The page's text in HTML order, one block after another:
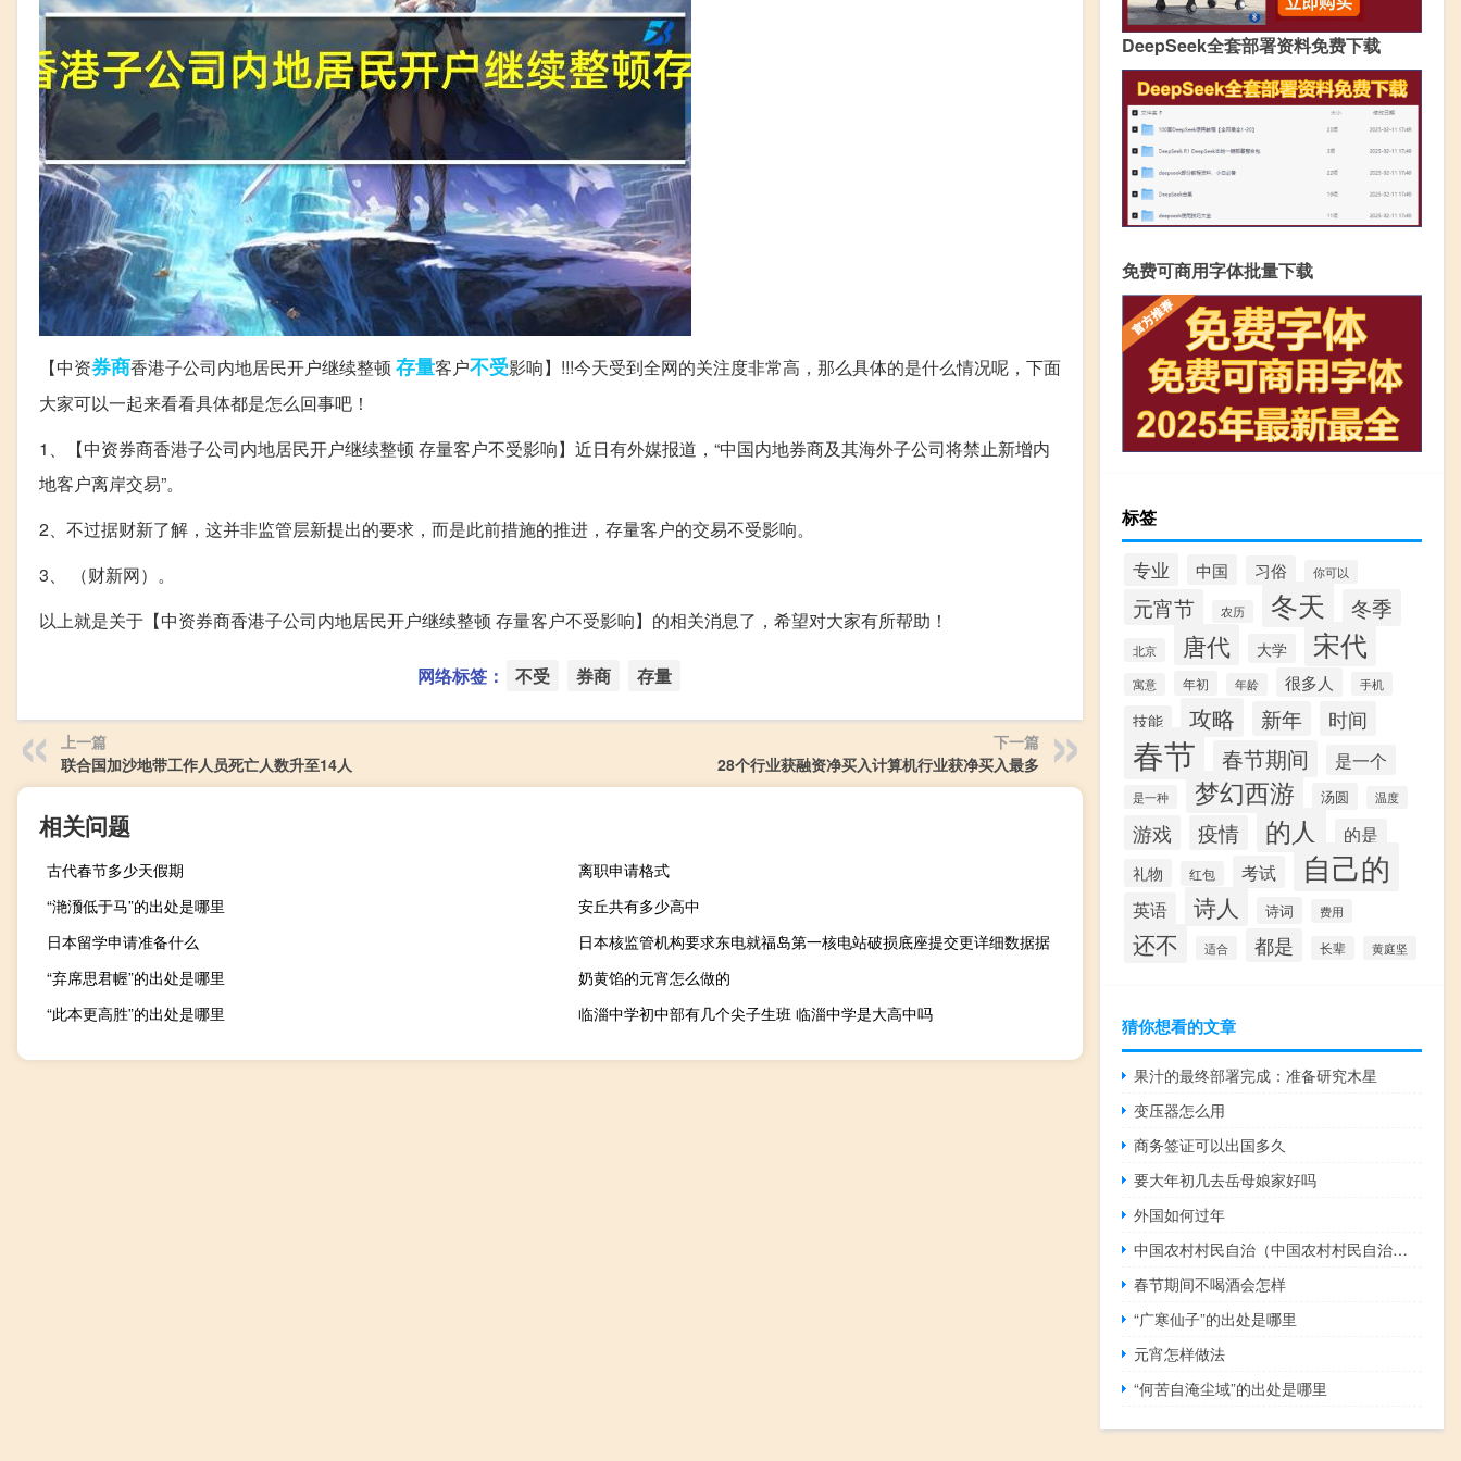
【中资券商香港子公司内地居民开户继续整顿 存量客户不受影响】!!!今天受到全网的关注度非常高，那么具体的是什么情况呢，下面
大家可以一起来看看具体都是怎么回事吧！
1、【中资券商香港子公司内地居民开户继续整顿 存量客户不受影响】近日有外媒报道，“中国内地券商及其海外子公司将禁止新增内
地客户离岸交易”。
2、不过据财新了解，这并非监管层新提出的要求，而是此前措施的推进，存量客户的交易不受影响。
3、 （财新网）。
以上就是关于【中资券商香港子公司内地居民开户继续整顿 存量客户不受影响】的相关消息了，希望对大家有所帮助！
网络标签： 不受 券商 存量
上一篇
联合国加沙地带工作人员死亡人数升至14人
下一篇
28个行业获融资净买入计算机行业获净买入最多
相关问题
古代春节多少天假期
离职申请格式
“滟滪低于马”的出处是哪里
安丘共有多少高中
日本留学申请准备什么
日本核监管机构要求东电就福岛第一核电站破损底座提交更详细数据据
“弃席思君幄”的出处是哪里
奶黄馅的元宵怎么做的
“此本更高胜”的出处是哪里
临淄中学初中部有几个尖子生班 临淄中学是大高中吗
DeepSeek全套部署资料免费下载
免费可商用字体批量下载
标签
专业 中国 习俗 你可以
元宵节 农历 冬天 冬季
北京 唐代 大学 宋代
寓意 年初 年龄 很多人 手机
技能 攻略 新年 时间
春节 春节期间 是一个
是一种 梦幻西游 汤圆 温度
游戏 疫情 的人 的是
礼物 红包 考试 自己的
英语 诗人 诗词 费用
还不 适合 都是 长辈 黄庭坚
猜你想看的文章
果汁的最终部署完成：准备研究木星
变压器怎么用
商务签证可以出国多久
要大年初几去岳母娘家好吗
外国如何过年
中国农村村民自治（中国农村村民自治简介）
春节期间不喝酒会怎样
“广寒仙子”的出处是哪里
元宵怎样做法
“何苦自淹尘域”的出处是哪里